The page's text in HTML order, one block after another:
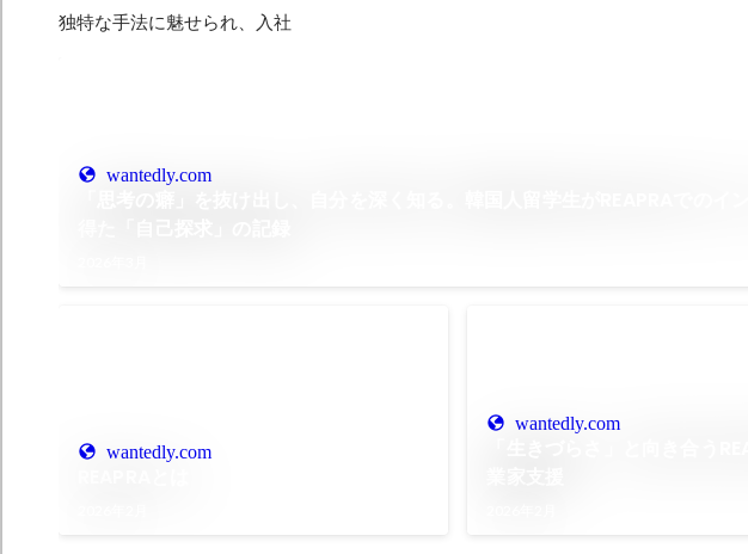
独特な手法に魅せられ、入社
wantedly.com
wantedly.com
wantedly.com